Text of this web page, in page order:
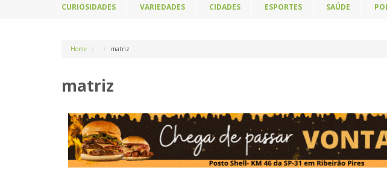
CURIOSIDADES VARIEDADES CIDADES ESPORTES SAÚDE
Home matriz
matriz